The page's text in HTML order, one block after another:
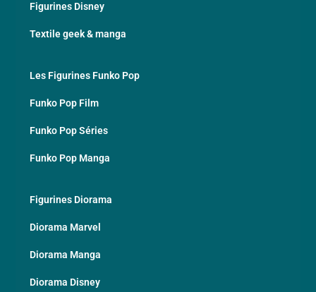
Figurines Disney
Textile geek & manga
Les Figurines Funko Pop
Funko Pop Film
Funko Pop Séries
Funko Pop Manga
Figurines Diorama
Diorama Marvel
Diorama Manga
Diorama Disney